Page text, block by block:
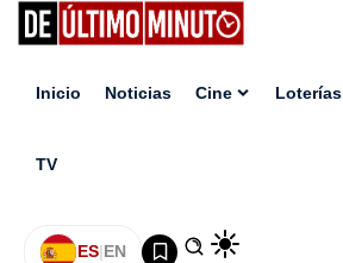
Inicio Noticias Cine Loterías
TV
ES|EN